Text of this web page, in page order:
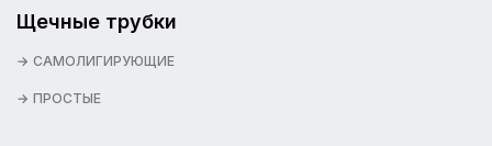
Щечные трубки
САМОЛИГИРУЮЩИЕ
ПРОСТЫЕ